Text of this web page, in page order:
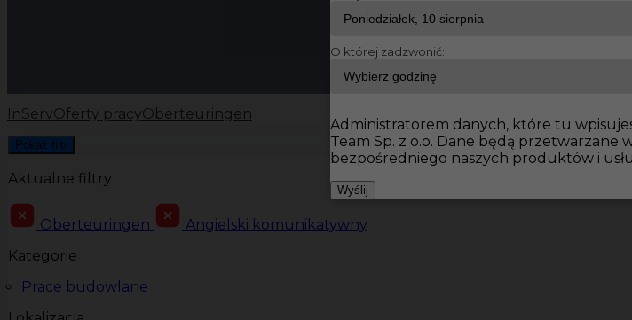
InServOferty pracyOberteuringen
Pokaż filtr
Aktualne filtry
Oberteuringen
Angielski komunikatywny
Kategorie
Prace budowlane
O której zadzwonić:
Administratorem danych, które tu
Team Sp. z o.o. Dane będą przetwarzane
bezpośredniego naszych produktów i
Wyślij